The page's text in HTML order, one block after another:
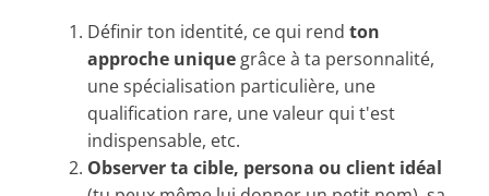
Définir ton identité, ce qui rend ton
approche unique grâce à ta personnalité,
une spécialisation particulière, une
qualification rare, une valeur qui t'est
indispensable, etc.
Observer ta cible, persona ou client idéal